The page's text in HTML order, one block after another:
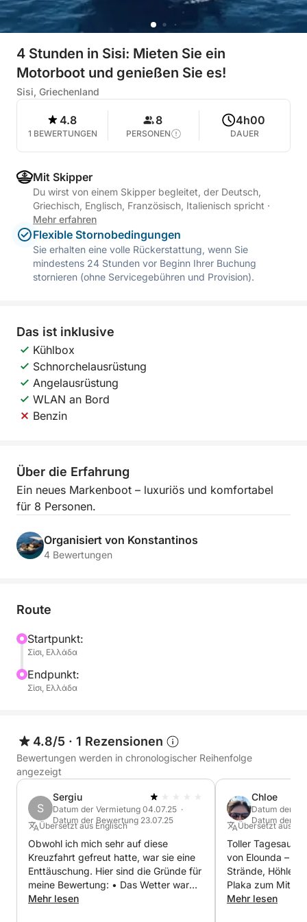
4 Stunden in Sisi: Mieten Sie ein
Motorboot und genießen Sie es!
Sisi, Griechenland
4.8
1 BEWERTUNGEN
8
PERSONEN
4h00
DAUER
Mit Skipper
Du wirst von einem Skipper begleitet, der Deutsch,
Griechisch, Englisch, Französisch, Italienisch spricht ·
Mehr erfahren
Flexible Stornobedingungen
Sie erhalten eine volle Rückerstattung, wenn Sie
mindestens 24 Stunden vor Beginn Ihrer Buchung
stornieren (ohne Servicegebühren und Provision).
Das ist inklusive
Kühlbox
Schnorchelausrüstung
Angelausrüstung
WLAN an Bord
Benzin
Über die Erfahrung
Ein neues Markenboot – luxuriös und komfortabel
für 8 Personen.
Organisiert von Konstantinos
4 Bewertungen
Route
Startpunkt:
Σίσι, Ελλάδα
Endpunkt:
Σίσι, Ελλάδα
4.8/5 · 1 Rezensionen
Bewertungen werden in chronologischer Reihenfolge
angezeigt
S
Sergiu
Datum der Vermietung 04.07.25 ·
Datum der Bewertung 23.07.25
Übersetzt aus Englisch
Obwohl ich mich sehr auf diese
Kreuzfahrt gefreut hatte, war sie eine
Enttäuschung. Hier sind die Gründe für
meine Bewertung: • Das Wetter war
sehr schlecht (starker Wind), und
Mehr lesen
Chloe
Datum der
Datum der
Übersetzt aus
Toller
von Elounda –
Strände, Höhlen
Plaka zum
sehr windiger
Mehr lesen